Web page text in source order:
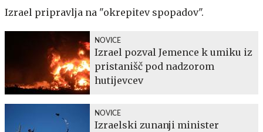
Izrael pripravlja na "okrepitev spopadov".
NOVICE
Izrael pozval Jemence k umiku iz
pristanišč pod nadzorom
hutijevcev
NOVICE
Izraelski zunanji minister